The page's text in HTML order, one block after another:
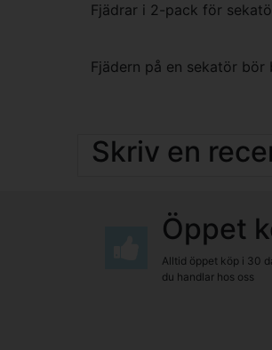
Fjädrar i 2-pack för
Fjädern på en sekatör
Skriv en
Öppet
Alltid öppet köp i 30
du handlar hos oss